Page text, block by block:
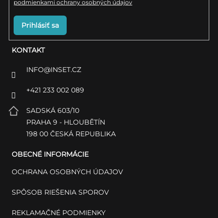
KONTAKT
INFO@INSET.CZ
+421 233 002 089
SADSKÁ 603/10
PRAHA 9 - HLOUBĚTÍN
198 00 ČESKÁ REPUBLIKA
OBECNÉ INFORMÁCIE
OCHRANA OSOBNÝCH ÚDAJOV
SPÔSOB RIEŠENIA SPOROV
REKLAMAČNÉ PODMIENKY
podmienkami ochrany osobných údajov
Prihlásiť sa